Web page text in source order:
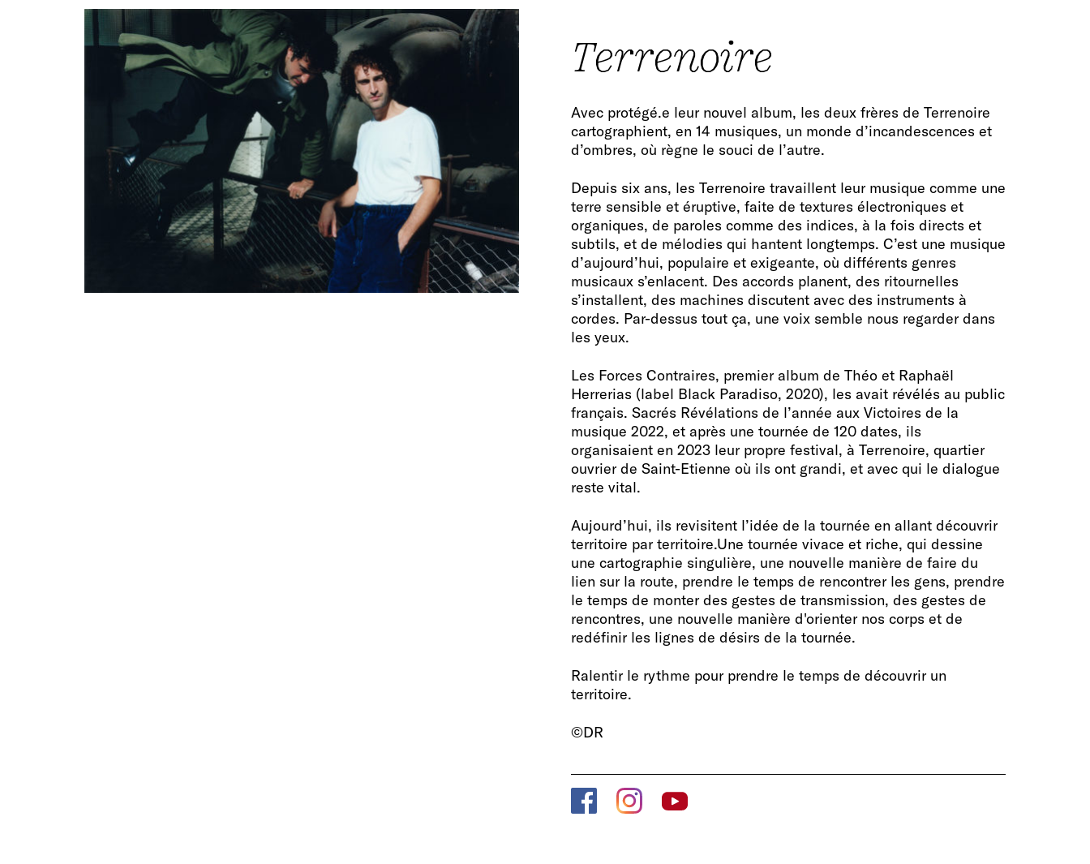
Terrenoire
Avec protégé.e leur nouvel album, les deux frères de Terrenoire
cartographient, en 14 musiques, un monde d’incandescences et
d’ombres, où règne le souci de l’autre.
Depuis six ans, les Terrenoire travaillent leur musique comme une
terre sensible et éruptive, faite de textures électroniques et
organiques, de paroles comme des indices, à la fois directs et
subtils, et de mélodies qui hantent longtemps. C’est une musique
d’aujourd’hui, populaire et exigeante, où différents genres
musicaux s’enlacent. Des accords planent, des ritournelles
s’installent, des machines discutent avec des instruments à
cordes. Par-dessus tout ça, une voix semble nous regarder dans
les yeux.
Les Forces Contraires, premier album de Théo et Raphaël
Herrerias (label Black Paradiso, 2020), les avait révélés au public
français. Sacrés Révélations de l’année aux Victoires de la
musique 2022, et après une tournée de 120 dates, ils
organisaient en 2023 leur propre festival, à Terrenoire, quartier
ouvrier de Saint-Etienne où ils ont grandi, et avec qui le dialogue
reste vital.
Aujourd’hui, ils revisitent l’idée de la tournée en allant découvrir
territoire par territoire.Une tournée vivace et riche, qui dessine
une cartographie singulière, une nouvelle manière de faire du
lien sur la route, prendre le temps de rencontrer les gens, prendre
le temps de monter des gestes de transmission, des gestes de
rencontres, une nouvelle manière d'orienter nos corps et de
redéfinir les lignes de désirs de la tournée.
Ralentir le rythme pour prendre le temps de découvrir un
territoire.
©DR